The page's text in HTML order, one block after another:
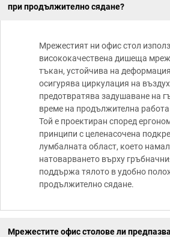
при продължително сядане?
Мрежестият ни офис стол
висококачествена дишеща
тъкан, устойчива на
осигурява циркулация на
предотвратява задушаване на
време на продължителна
Той е проектиран според
принципи с целенасочена
лумбалната област, което
натоварването върху
поддържа тялото в удобно
продължително сядане.
Мрежестите офис столове ли